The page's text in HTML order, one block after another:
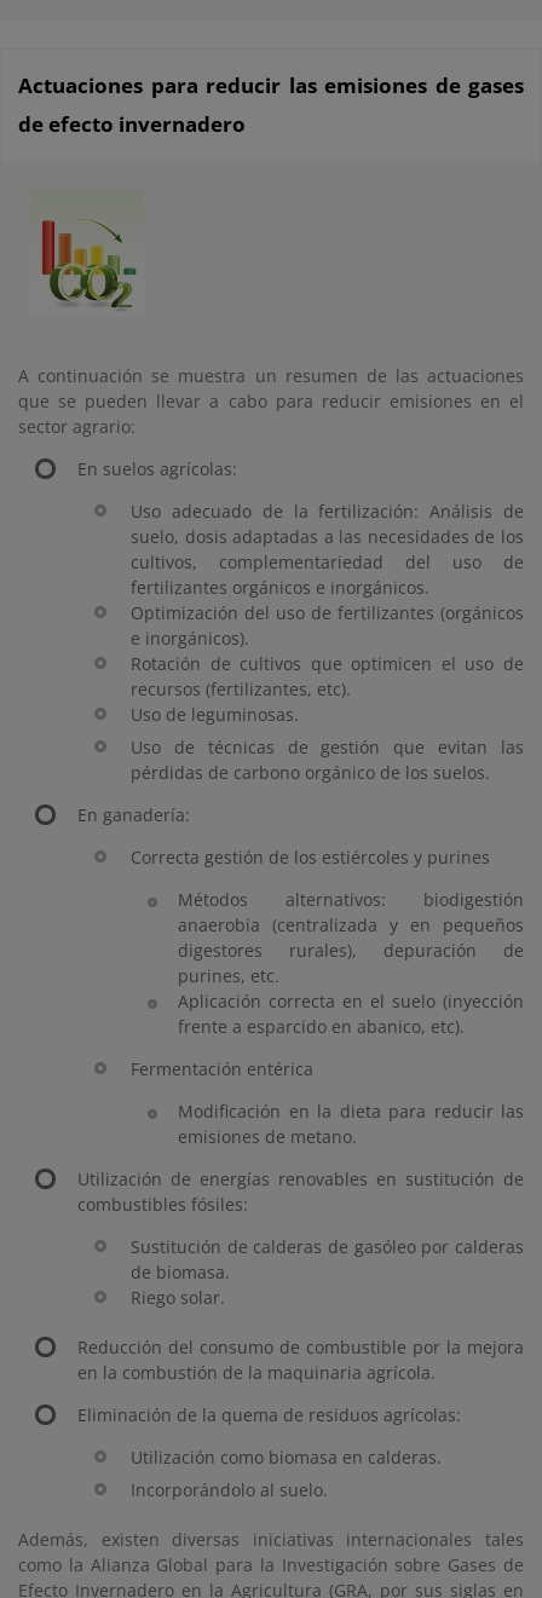
Actuaciones para reducir las emisiones de gases
de efecto invernadero
A continuación se muestra un resumen de las actuaciones
que se pueden llevar a cabo para reducir emisiones en el
sector agrario:
En suelos agrícolas:
Uso adecuado de la fertilización: Análisis de
suelo, dosis adaptadas a las necesidades de los
cultivos, complementariedad del uso de
fertilizantes orgánicos e inorgánicos.
Optimización del uso de fertilizantes (orgánicos
e inorgánicos).
Rotación de cultivos que optimicen el uso de
recursos (fertilizantes, etc).
Uso de leguminosas.
Uso de técnicas de gestión que evitan las
pérdidas de carbono orgánico de los suelos.
En ganadería:
Correcta gestión de los estiércoles y purines
Métodos alternativos: biodigestión
anaerobia (centralizada y en pequeños
digestores rurales), depuración de
purines, etc.
Aplicación correcta en el suelo (inyección
frente a esparcido en abanico, etc).
Fermentación entérica
Modificación en la dieta para reducir las
emisiones de metano.
Utilización de energías renovables en sustitución de
combustibles fósiles:
Sustitución de calderas de gasóleo por calderas
de biomasa.
Riego solar.
Reducción del consumo de combustible por la mejora
en la combustión de la maquinaria agrícola.
Eliminación de la quema de residuos agrícolas:
Utilización como biomasa en calderas.
Incorporándolo al suelo.
Además, existen diversas iniciativas internacionales tales
como la Alianza Global para la Investigación sobre Gases de
Efecto Invernadero en la Agricultura (GRA, por sus siglas en